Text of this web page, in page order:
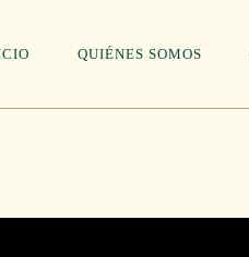
QUIÉNES SOMOS